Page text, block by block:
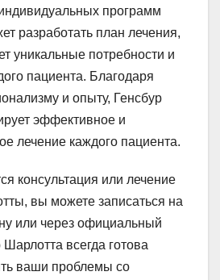
программ
разработать план лечения,
уникальные потребности и
пациента. Благодаря
и опыту, Генсбур
эффективное и
лечение каждого пациента.
консультация или лечение
вы можете записаться на
или через официальный
Шарлотта всегда готова
ваши проблемы со